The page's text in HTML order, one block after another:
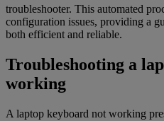
troubleshooter. This automated
configuration issues, providing a
both efficient and reliable.
Troubleshooting a
working
A laptop keyboard not working